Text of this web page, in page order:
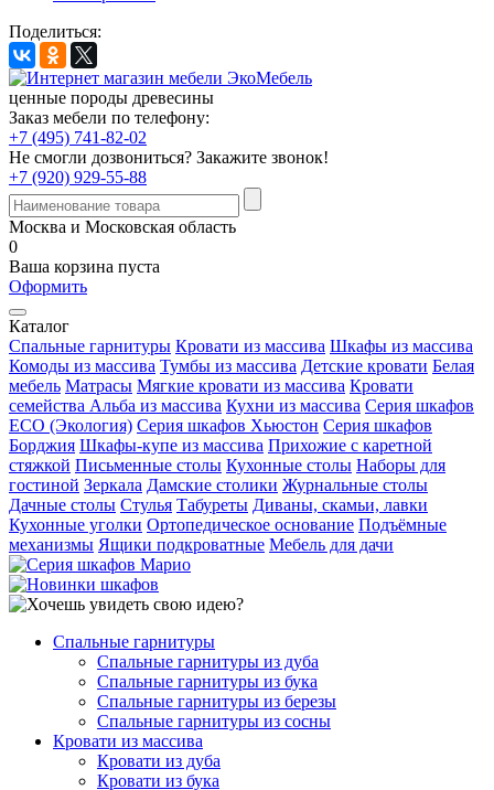
Поделиться:
ценные породы древесины
Заказ мебели по телефону:
+7 (495) 741-82-02
Не смогли дозвониться? Закажите звонок!
+7 (920) 929-55-88
Москва и Московская область
0
Ваша корзина пуста
Оформить
Каталог
Спальные гарнитуры Кровати из массива Шкафы из массива
Комоды из массива Тумбы из массива Детские кровати Белая
мебель Матрасы Мягкие кровати из массива Кровати
семейства Альба из массива Кухни из массива Серия шкафов
ECO (Экология) Серия шкафов Хьюстон Серия шкафов
Борджия Шкафы-купе из массива Прихожие с каретной
стяжкой Письменные столы Кухонные столы Наборы для
гостиной Зеркала Дамские столики Журнальные столы
Дачные столы Стулья Табуреты Диваны, скамьи, лавки
Кухонные уголки Ортопедическое основание Подъёмные
механизмы Ящики подкроватные Мебель для дачи
Спальные гарнитуры
Спальные гарнитуры из дуба
Спальные гарнитуры из бука
Спальные гарнитуры из березы
Спальные гарнитуры из сосны
Кровати из массива
Кровати из дуба
Кровати из бука